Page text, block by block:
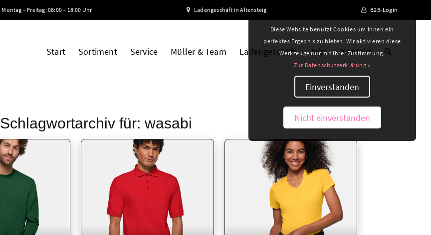
Montag – Freitag: 08:00 – 18:00 Uhr Ladengeschäft in Altensteig B2B-Login
Start Sortiment Service Müller & Team Ladengeschäft Jobs Kontakt
Schlagwortarchiv für: wasabi
Diese Website benutzt Cookies um Ihnen ein
perfektes Ergebnis zu bieten. Wir aktivieren diese
Werkzeuge nur mit Ihrer Zustimmung.
Zur Datenschutzerklärung »
Einverstanden
Nicht einverstanden